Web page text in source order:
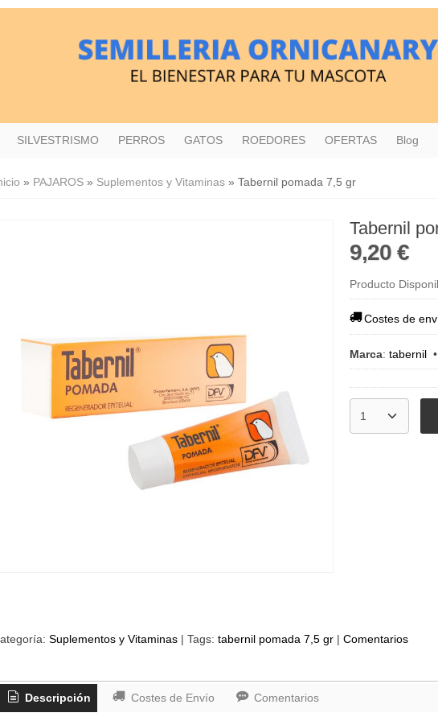
SILVESTRISMO PERROS GATOS ROEDORES OFERTAS Blog
» PAJAROS» Suplementos y Vitaminas» Tabernil pomada 7,5 gr
Tabernil
9,20 €
Producto
Costes de
Marca: tabernil•
Suplementos y Vitaminas| Tags: tabernil pomada 7,5 gr | Comentarios
Descripción Costes de Envío Comentarios